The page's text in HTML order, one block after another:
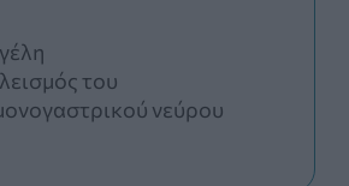
του
νεύρου